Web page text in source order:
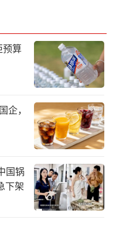
杨文龙
叮当快药持续向前
“加盟”、“联
董事长杨文龙表
，以叮当快药平台
健康服务、药企品
赋能，促成多方共
终端
预算
企，
国锅
下架